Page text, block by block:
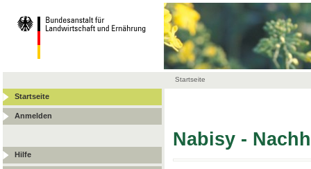
Startseite
Startseite
Anmelden
Hilfe
Nabisy -